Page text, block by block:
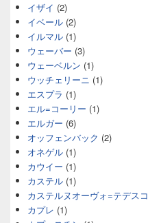
イザイ (2)
イベール (2)
イルマル (1)
ウェーバー (3)
ウェーベルン (1)
ウッチェリーニ (1)
エスプラ (1)
エル=コーリー (1)
エルガー (6)
オッフェンバック (2)
オネゲル (1)
カウイー (1)
カステル (1)
カステルヌオーヴォ=テデスコ
カプレ (1)